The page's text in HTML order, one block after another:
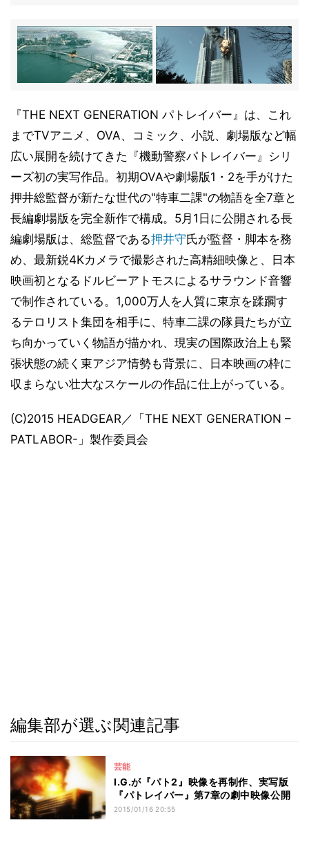
『THE NEXT GENERATION パトレイバー』は、これ
までTVアニメ、OVA、コミック、小説、劇場版など幅
広い展開を続けてきた『機動警察パトレイバー』シリ
ーズ初の実写作品。初期OVAや劇場版1・2を手がけた
押井総監督が新たな世代の"特車二課"の物語を全7章と
長編劇場版を完全新作で構成。5月1日に公開される長
編劇場版は、総監督である押井守氏が監督・脚本を務
め、最新鋭4Kカメラで撮影された高精細映像と、日本
映画初となるドルビーアトモスによるサラウンド音響
で制作されている。1,000万人を人質に東京を蹂躙す
るテロリスト集団を相手に、特車二課の隊員たちが立
ち向かっていく物語が描かれ、現実の国際政治上も緊
張状態の続く東アジア情勢も背景に、日本映画の枠に
収まらない壮大なスケールの作品に仕上がっている。
(C)2015 HEADGEAR／「THE NEXT GENERATION –
PATLABOR-」製作委員会
編集部が選ぶ関連記事
芸能
I.G.が『パト2』映像を再制作、実写版
『パトレイバー』第7章の劇中映像公開
2015/01/16 20:55